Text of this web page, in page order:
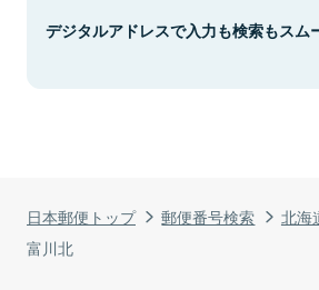
日本郵便トップ 郵便番号検索 北海
富川北
デジタルアドレスで入力も検索もスム